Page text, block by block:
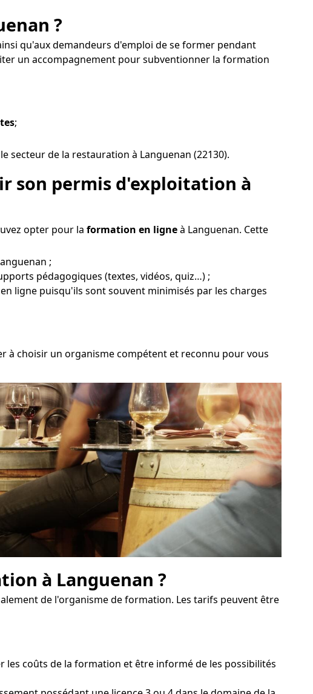
?
qu'aux demandeurs d'emploi de se former pendant
un accompagnement pour subventionner la formation
;
secteur de la restauration à Languenan (22130).
son permis d'exploitation à
opter pour la formation en ligneà Languenan. Cette
;
pédagogiques (textes, vidéos, quiz…) ;
ligne puisqu'ils sont souvent minimisés par les charges
à choisir un organisme compétent et reconnu pour vous
à Languenan ?
de l'organisme de formation. Les tarifs peuvent être
coûts de la formation et être informé de les possibilités